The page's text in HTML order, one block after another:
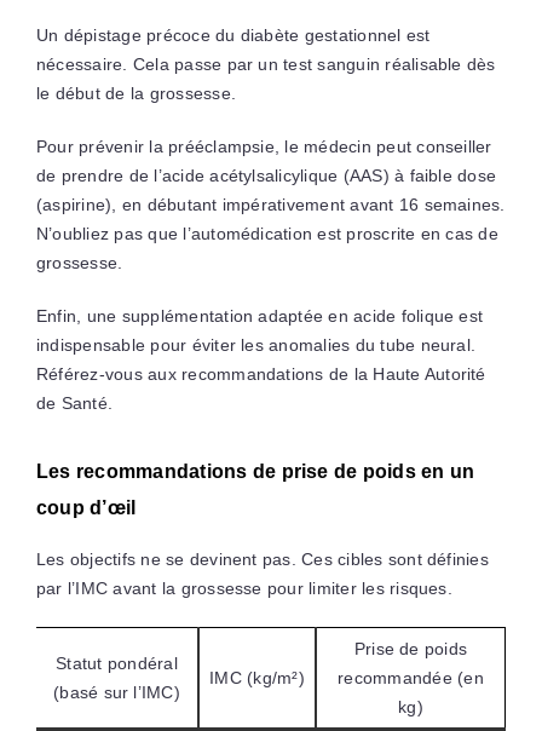
Un dépistage précoce du diabète gestationnel est
nécessaire. Cela passe par un test sanguin réalisable dès
le début de la grossesse.
Pour prévenir la prééclampsie, le médecin peut conseiller
de prendre de l’acide acétylsalicylique (AAS) à faible dose
(aspirine), en débutant impérativement avant 16 semaines.
N’oubliez pas que l’automédication est proscrite en cas de
grossesse.
Enfin, une supplémentation adaptée en acide folique est
indispensable pour éviter les anomalies du tube neural.
Référez-vous aux recommandations de la Haute Autorité
de Santé.
Les recommandations de prise de poids en un
coup d’œil
Les objectifs ne se devinent pas. Ces cibles sont définies
par l’IMC avant la grossesse pour limiter les risques.
Statut pondéral
(basé sur l’IMC)
IMC (kg/m²)
Prise de poids
recommandée (en
kg)